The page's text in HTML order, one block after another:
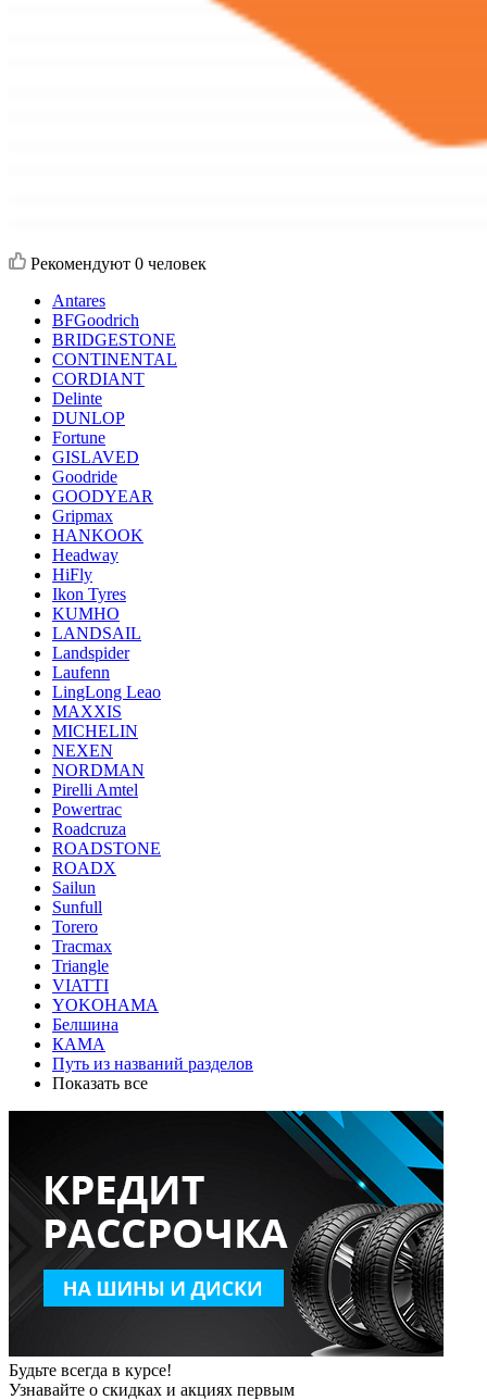
Рекомендуют 0 человек
Antares
BFGoodrich
BRIDGESTONE
CONTINENTAL
CORDIANT
Delinte
DUNLOP
Fortune
GISLAVED
Goodride
GOODYEAR
Gripmax
HANKOOK
Headway
HiFly
Ikon Tyres
KUMHO
LANDSAIL
Landspider
Laufenn
LingLong Leao
MAXXIS
MICHELIN
NEXEN
NORDMAN
Pirelli Amtel
Powertrac
Roadcruza
ROADSTONE
ROADX
Sailun
Sunfull
Torero
Tracmax
Triangle
VIATTI
YOKOHAMA
Белшина
КАМА
Путь из названий разделов
Показать все
Будьте всегда в курсе!
Узнавайте о скидках и акциях первым